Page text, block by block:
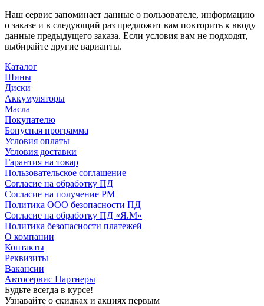
Наш сервис запоминает данные о пользователе, информацию
о заказе и в следующий раз предложит вам повторить к вводу
данные предыдущего заказа. Если условия вам не подходят,
выбирайте другие варианты.
Каталог
Шины
Диски
Аккумуляторы
Масла
Покупателю
Бонусная программа
Условия оплаты
Условия доставки
Гарантия на товар
Пользовательское соглашение
Согласие на обработку ПД
Согласие на получение РМ
Политика ООО безопасности ПД
Согласие на обработку ПД «Я.М»
Политика безопасности платежей
О компании
Контакты
Реквизиты
Вакансии
Автосервис Партнеры
Будьте всегда в курсе!
Узнавайте о скидках и акциях первым